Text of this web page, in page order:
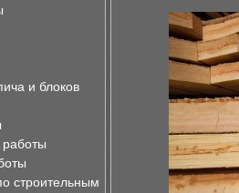
и блоков
строительным